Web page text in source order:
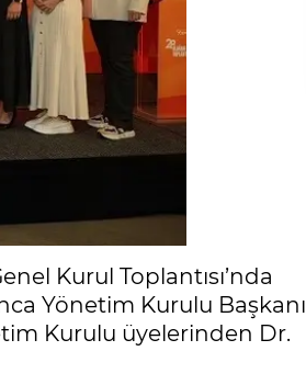
Kurul Toplantısı’nda
Yönetim Kurulu Başkanı
Kurulu üyelerinden Dr.